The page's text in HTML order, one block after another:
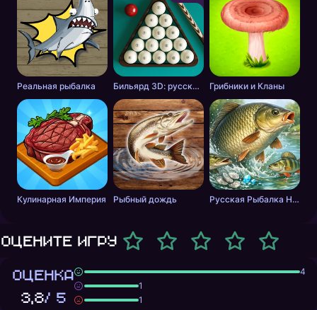
Реальная рыбалка Бильярд 3D: русский бильярд Грибники и Кланы
Кулинарная Империя Рыбный дождь Русская Рыбалка Новая
Оцените игру
ОЦЕНКА
3,8/ 5
4
1
1